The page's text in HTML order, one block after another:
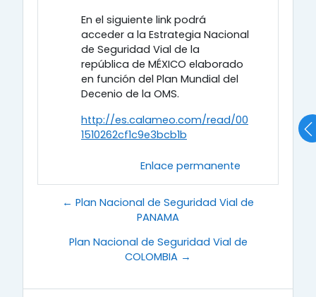
En el siguiente link podrá
acceder a la Estrategia Nacional
de Seguridad Vial de la
república de MÉXICO elaborado
en función del Plan Mundial del
Decenio de la OMS.
http://es.calameo.com/read/00
1510262cf1c9e3bcb1b
Enlace permanente
← Plan Nacional de Seguridad Vial de
PANAMA
Plan Nacional de Seguridad Vial de
COLOMBIA →